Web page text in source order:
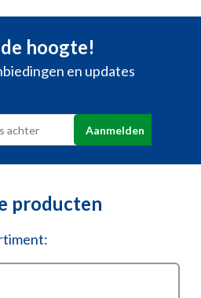
hoogte!
en updates
producten